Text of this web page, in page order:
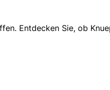
Entdecken Sie, ob